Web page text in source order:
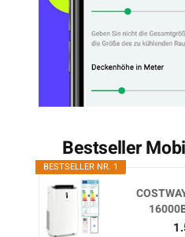
Bestseller
BESTSELLER NR. 1